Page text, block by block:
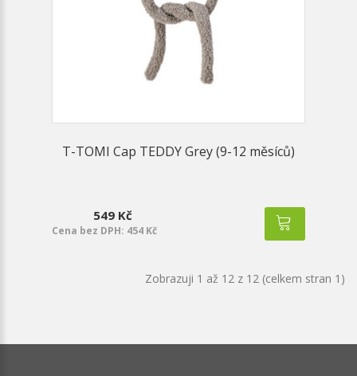
T-TOMI Cap TEDDY Grey (9-12 měsíců)
549 Kč
Cena bez DPH: 454 Kč
Zobrazuji 1 až 12 z 12 (celkem stran 1)